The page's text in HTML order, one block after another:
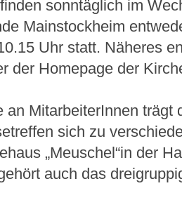
sonntäglich im
Mainstockheim
Uhr statt. Näheres
der Homepage der
an MitarbeiterInnen trägt
sich zu
„Meuschel“in der
auch das